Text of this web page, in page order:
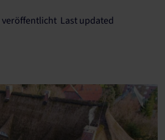
veröffentlicht Last updated